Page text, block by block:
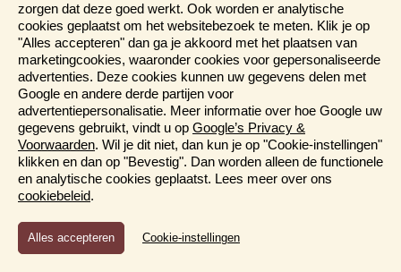
Rondreis Japan & Zuid-Korea
22 dagen
Een reis met hoogtepunten en verrassende
contrasten
Eeuwenoude tradities gaan hand in hand met de
nieuwste technieken
De hoogtepunten van Japan en Zuid-Korea
Bezoek o.a. Tokyo, Kyoto, Busan en Seoul
zorgen dat deze goed werkt. Ook worden er analytische
cookies geplaatst om het websitebezoek te meten. Klik je op
"Alles accepteren" dan ga je akkoord met het plaatsen van
marketingcookies, waaronder cookies voor gepersonaliseerde
advertenties. Deze cookies kunnen uw gegevens delen met
Google en andere derde partijen voor
advertentiepersonalisatie. Meer informatie over hoe Google uw
gegevens gebruikt, vindt u op Google’s Privacy &
Voorwaarden. Wil je dit niet, dan kun je op "Cookie-instellingen"
klikken en dan op "Bevestig". Dan worden alleen de functionele
en analytische cookies geplaatst. Lees meer over ons
cookiebeleid.
Functioneel en Analytisch
Cookies die er voor zorgen dat de website naar behoren
Cookie-instellingen